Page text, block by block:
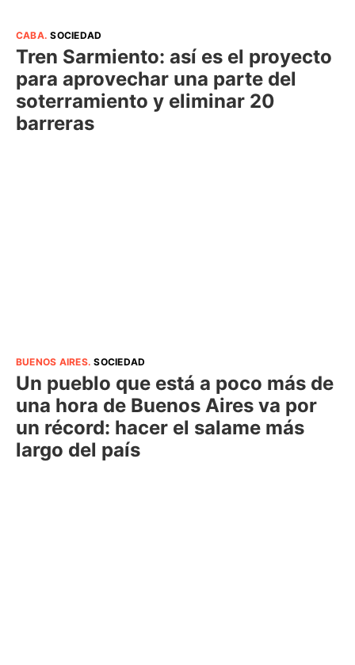
CABA.SOCIEDAD
Tren Sarmiento: así es el proyecto
para aprovechar una parte del
soterramiento y eliminar 20
barreras
BUENOS AIRES.SOCIEDAD
Un pueblo que está a poco más de
una hora de Buenos Aires va por
un récord: hacer el salame más
largo del país